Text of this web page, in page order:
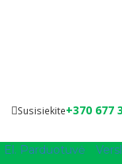
Susisiekite+370 677
El. Parduotuvė